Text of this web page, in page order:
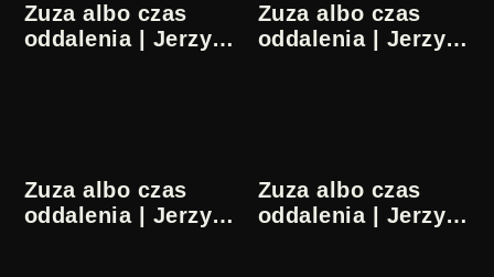
Zuza albo czas
oddalenia | Jerzy
Zuza albo czas
oddalenia | Jerzy
Zuza albo czas
oddalenia | Jerzy
Zuza albo czas
oddalenia | Jerzy